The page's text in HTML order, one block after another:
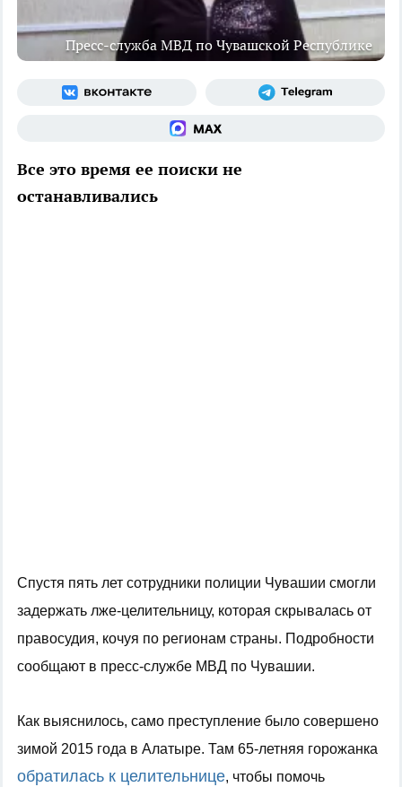
Пресс-служба МВД по Чувашской Республике
Все это время ее поиски не
останавливались
Спустя пять лет сотрудники полиции Чувашии смогли
задержать лже-целительницу, которая скрывалась от
правосудия, кочуя по регионам страны. Подробности
сообщают в пресс-службе МВД по Чувашии.
Как выяснилось, само преступление было совершено
зимой 2015 года в Алатыре. Там 65-летняя горожанка
обратилась к целительнице, чтобы помочь